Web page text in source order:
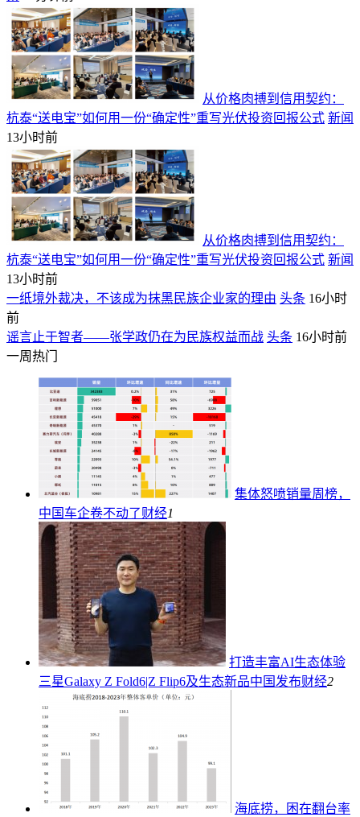
从价格肉搏到信用契约：
杭泰“送电宝”如何用一份“确定性”重写光伏投资回报公式 新闻
13小时前
从价格肉搏到信用契约：
杭泰“送电宝”如何用一份“确定性”重写光伏投资回报公式 新闻
13小时前
一纸境外裁决，不该成为抹黑民族企业家的理由 头条 16小时
前
谣言止于智者——张学政仍在为民族权益而战 头条 16小时前
一周热门
集体怒喷销量周榜，
中国车企卷不动了财经1
打造丰富AI生态体验
三星Galaxy Z Fold6|Z Flip6及生态新品中国发布财经2
海底捞，困在翻台率